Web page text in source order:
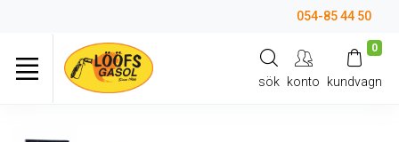
054-85 44 50
sök konto
0
kundvagn